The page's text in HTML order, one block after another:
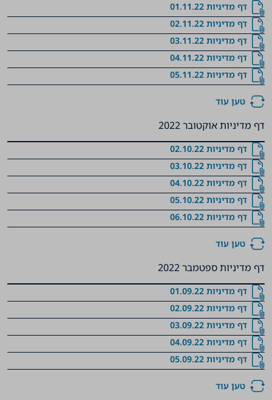
דף מדיניות 01.11.22
דף מדיניות 02.11.22
דף מדיניות 03.11.22
דף מדיניות 04.11.22
דף מדיניות 05.11.22
טען עוד
דף מדיניות אוקטובר 2022
דף מדיניות 02.10.22
דף מדיניות 03.10.22
דף מדיניות 04.10.22
דף מדיניות 05.10.22
דף מדיניות 06.10.22
טען עוד
דף מדיניות ספטמבר 2022
דף מדיניות 01.09.22
דף מדיניות 02.09.22
דף מדיניות 03.09.22
דף מדיניות 04.09.22
דף מדיניות 05.09.22
טען עוד